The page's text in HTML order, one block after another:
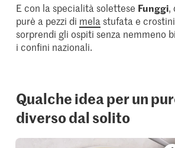
E con la specialità solettese Funggi,
purè a pezzi di mela stufata e
sorprendi gli ospiti senza nemmeno
i confini nazionali.
Qualche idea per un
diverso dal solito